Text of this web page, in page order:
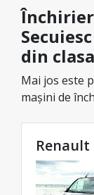
din
Mai jos este
mașini de
modelul
avantajoase